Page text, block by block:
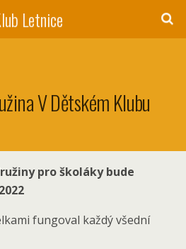
Letnice
V Dětském Klubu
pro školáky bude
fungoval každý všední